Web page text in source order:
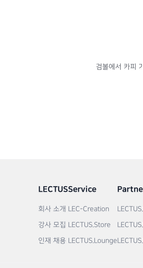
검볼에서 카피
LECTUS
회사 소개
강사 모집
인재 채용
Service
LEC-Creation
LECTUS.Store
LECTUS.Lounge